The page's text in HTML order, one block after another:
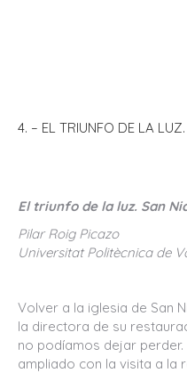
4. – EL TRIUNFO DE LA
El triunfo de la luz. San
Pilar Roig Picazo
Universitat Politècnica de
Volver a la iglesia de San
la directora de su
no podíamos dejar perder.
ampliado con la visita a la